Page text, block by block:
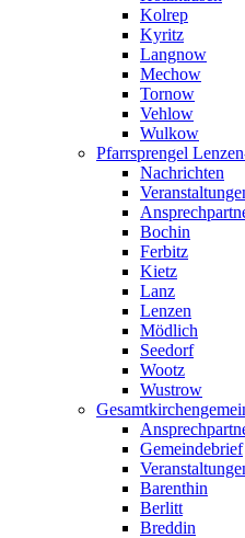
Kolrep
Kyritz
Langnow
Mechow
Tornow
Vehlow
Wulkow
Pfarrsprengel
Nachrichten
Bochin
Ferbitz
Kietz
Lanz
Lenzen
Mödlich
Seedorf
Wootz
Wustrow
Gemeindebrief
Barenthin
Berlitt
Breddin